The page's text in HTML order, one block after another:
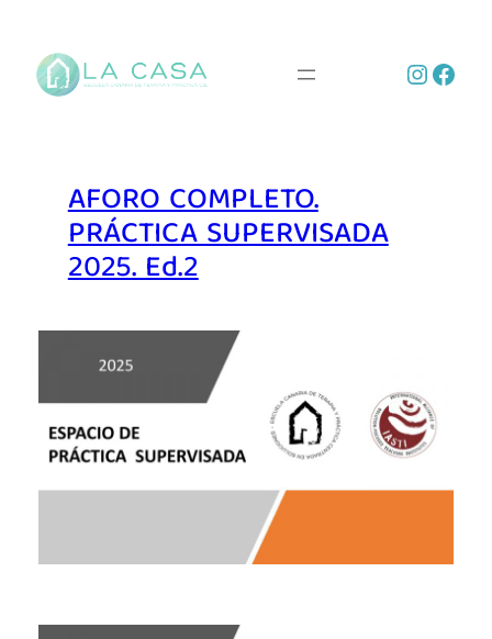
contenido
AFORO COMPLETO.
PRÁCTICA SUPERVISADA
2025. Ed.2